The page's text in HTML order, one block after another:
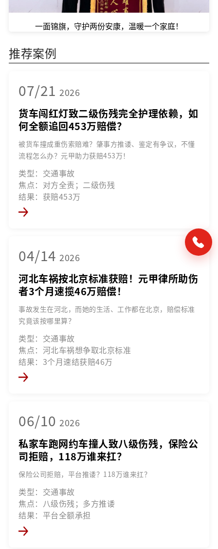
一面锦旗，守护两份安康，温暖一个家庭！
推荐案例
07/21 2026
货车闯红灯致二级伤残完全护理依赖，如
何全额追回453万赔偿？
被货车撞成重伤索赔难？肇事方推诿、鉴定有争议，不懂
流程怎么办？元甲助力获赔453万！
类型：交通事故
焦点：对方全责；二级伤残
结果：获赔453万
04/14 2026
河北车祸按北京标准获赔！元甲律所助伤
者3个月速揽46万赔偿！
事故发生在河北，而她的生活、工作都在北京，赔偿标准
究竟该按哪里算？
类型：交通事故
焦点：河北车祸想争取北京标准
结果：3个月速结获赔46万
06/10 2026
私家车跑网约车撞人致八级伤残，保险公
司拒赔，118万谁来扛？
保险公司拒赔，平台推诿？118万谁来扛？
类型：交通事故
焦点：八级伤残；多方推诿
结果：平台全额承担